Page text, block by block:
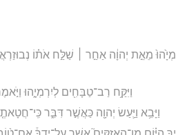
מֵאֵ֣ת יְהוָ֔ה אַחַ֣ר ׀ שַׁלַּ֣ח אֹת֗וֹ
וַיִּקַּ֥ח רַב־טַבָּחִ֖ים לְיִרְמְיָ֑הוּ
וַיָּבֵ֥א וַיַּ֛עַשׂ יְהוָ֖ה כַּאֲשֶׁ֣ר דִּבֵּ֑ר